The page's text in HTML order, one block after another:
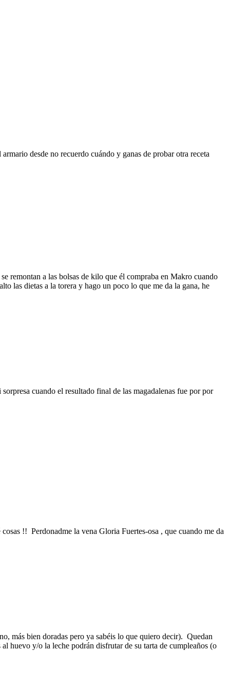
desde no recuerdo cuándo y ganas de probar otra receta
remontan a las bolsas de kilo que él compraba en Makro cuando
las dietas a la torera y hago un poco lo que me da la gana, he
cuando el resultado final de las magadalenas fue por por
!! Perdonadme la vena Gloria Fuertes-osa , que cuando me da
más bien doradas pero ya sabéis lo que quiero decir). Quedan
huevo y/o la leche podrán disfrutar de su tarta de cumpleaños (o